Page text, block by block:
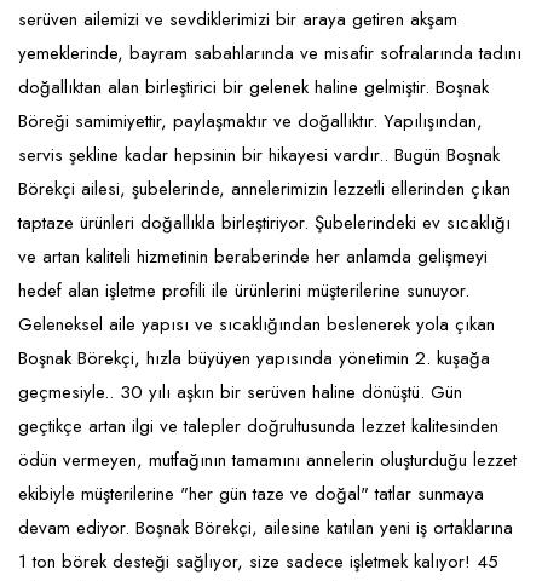
Isıtma - Soğutma ve Havalandırma
Lojistik - Kargo ve Kurye
Mali Kayıt ve Denetim
Matbaa - Fotoğraf
Mobilya Dekorasyon
Proje - İnşaat ve Tesisat
Raf ve Depo Sistemleri
Reklam - Tanıtım - PR ve İnternet
Seyahat - Rent A Car
Tabela - Dijital Baskı
serüven ailemizi ve sevdiklerimizi bir araya getiren akşam
yemeklerinde, bayram sabahlarında ve misafir sofralarında tadını
doğallıktan alan birleştirici bir gelenek haline gelmiştir. Boşnak
Böreği samimiyettir, paylaşmaktır ve doğallıktır. Yapılışından,
servis şekline kadar hepsinin bir hikayesi vardır.. Bugün Boşnak
Börekçi ailesi, şubelerinde, annelerimizin lezzetli ellerinden çıkan
taptaze ürünleri doğallıkla birleştiriyor. Şubelerindeki ev sıcaklığı
ve artan kaliteli hizmetinin beraberinde her anlamda gelişmeyi
hedef alan işletme profili ile ürünlerini müşterilerine sunuyor.
Geleneksel aile yapısı ve sıcaklığından beslenerek yola çıkan
Boşnak Börekçi, hızla büyüyen yapısında yönetimin 2. kuşağa
geçmesiyle.. 30 yılı aşkın bir serüven haline dönüştü. Gün
geçtikçe artan ilgi ve talepler doğrultusunda lezzet kalitesinden
ödün vermeyen, mutfağının tamamını annelerin oluşturduğu lezzet
ekibiyle müşterilerine "her gün taze ve doğal" tatlar sunmaya
devam ediyor. Boşnak Börekçi, ailesine katılan yeni iş ortaklarına
1 ton börek desteği sağlıyor, size sadece işletmek kalıyor! 45